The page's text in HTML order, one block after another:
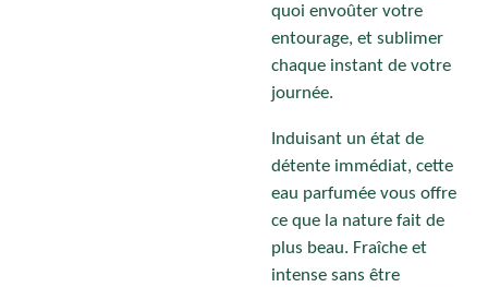
quoi envoûter votre
entourage, et sublimer
chaque instant de votre
journée.
Induisant un état de
détente immédiat, cette
eau parfumée vous offre
ce que la nature fait de
plus beau. Fraîche et
intense sans être